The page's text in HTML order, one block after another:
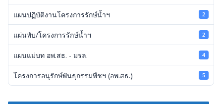
แผนปฏิบัติงานโครงการรักษ์น้ำฯ 2
แผ่นพับ/โครงการรักษ์น้ำฯ 2
แผนแม่บท อพ.สธ. - มรล. 4
โครงการอนุรักษ์พันธุกรรมพืชฯ (อพ.สธ.) 5